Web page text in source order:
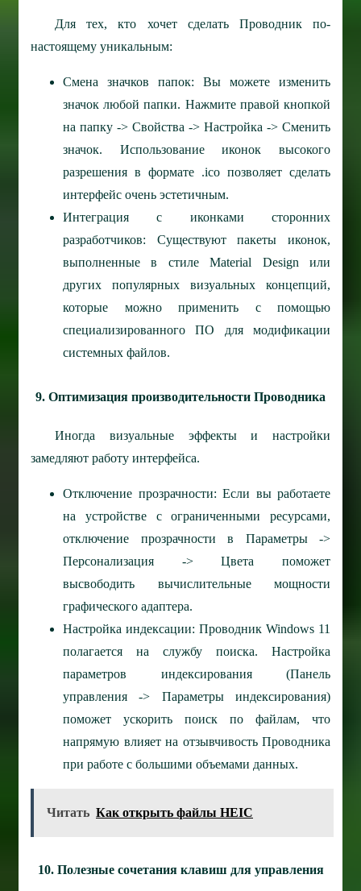
Для тех, кто хочет сделать Проводник по-
настоящему уникальным:
Смена значков папок: Вы можете изменить
значок любой папки. Нажмите правой кнопкой
на папку -> Свойства -> Настройка -> Сменить
значок. Использование иконок высокого
разрешения в формате .ico позволяет сделать
интерфейс очень эстетичным.
Интеграция с иконками сторонних
разработчиков: Существуют пакеты иконок,
выполненные в стиле Material Design или
других популярных визуальных концепций,
которые можно применить с помощью
специализированного ПО для модификации
системных файлов.
9. Оптимизация производительности Проводника
Иногда визуальные эффекты и настройки
замедляют работу интерфейса.
Отключение прозрачности: Если вы работаете
на устройстве с ограниченными ресурсами,
отключение прозрачности в Параметры ->
Персонализация -> Цвета поможет
высвободить вычислительные мощности
графического адаптера.
Настройка индексации: Проводник Windows 11
полагается на службу поиска. Настройка
параметров индексирования (Панель
управления -> Параметры индексирования)
поможет ускорить поиск по файлам, что
напрямую влияет на отзывчивость Проводника
при работе с большими объемами данных.
Читать Как открыть файлы HEIC
10. Полезные сочетания клавиш для управления